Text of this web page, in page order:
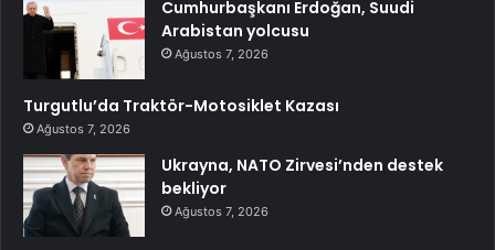
Cumhurbaşkanı Erdoğan, Suudi
Arabistan yolcusu
Ağustos 7, 2026
Turgutlu’da Traktör-Motosiklet Kazası
Ağustos 7, 2026
Ukrayna, NATO Zirvesi’nden destek
bekliyor
Ağustos 7, 2026